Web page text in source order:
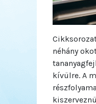
néhány
kívülre. A